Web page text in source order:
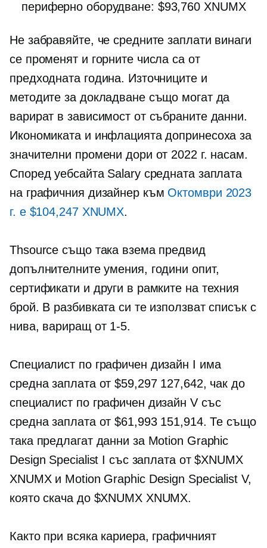
периферно оборудване: $93,760 XNUMX
Не забравяйте, че средните заплати винаги
се променят и горните числа са от
предходната година. Източниците и
методите за докладване също могат да
варират в зависимост от събраните данни.
Икономиката и инфлацията допринесоха за
значителни промени дори от 2022 г. насам.
Според уебсайта Salary средната заплата
на графичния дизайнер към Октомври 2023
г. е $104,247 XNUMX.
Thsource също така взема предвид
допълнителните умения, години опит,
сертификати и други в рамките на техния
брой. В разбивката си те използват списък с
нива, вариращ от 1-5.
Специалист по графичен дизайн I има
средна заплата от $59,297 127,642, чак до
специалист по графичен дизайн V със
средна заплата от $61,993 151,914. Те също
така предлагат данни за Motion Graphic
Design Specialist I със заплата от $XNUMX
XNUMX и Motion Graphic Design Specialist V,
която скача до $XNUMX XNUMX.
Както при всяка кариера, графичният